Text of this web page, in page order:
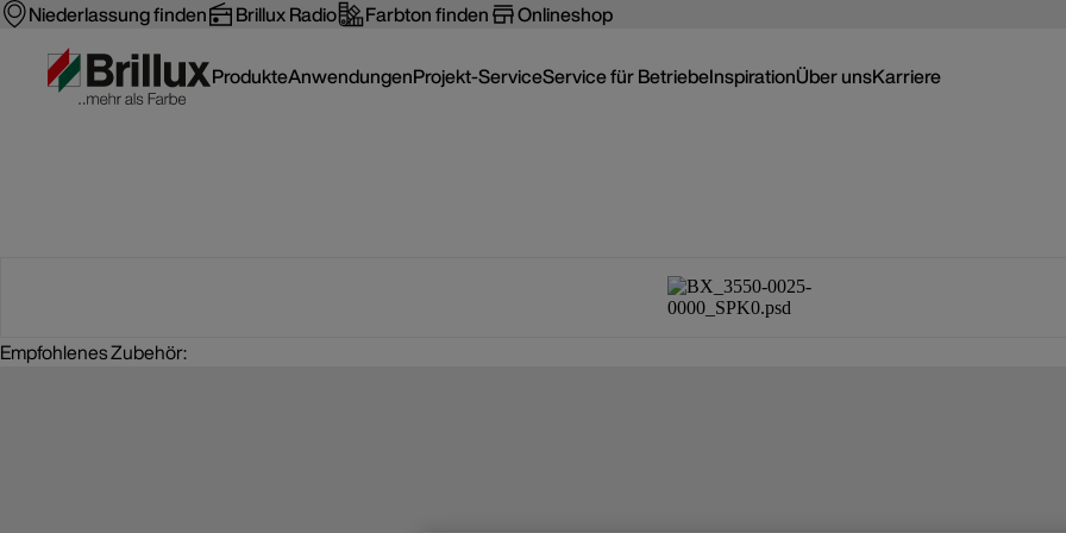
Niederlassung finden Brillux Radio Farbton finden Onlineshop
ProdukteAnwendungenProjekt-ServiceService für BetriebeInspirationÜber unsKarriere
Empfohlenes Zubehör: